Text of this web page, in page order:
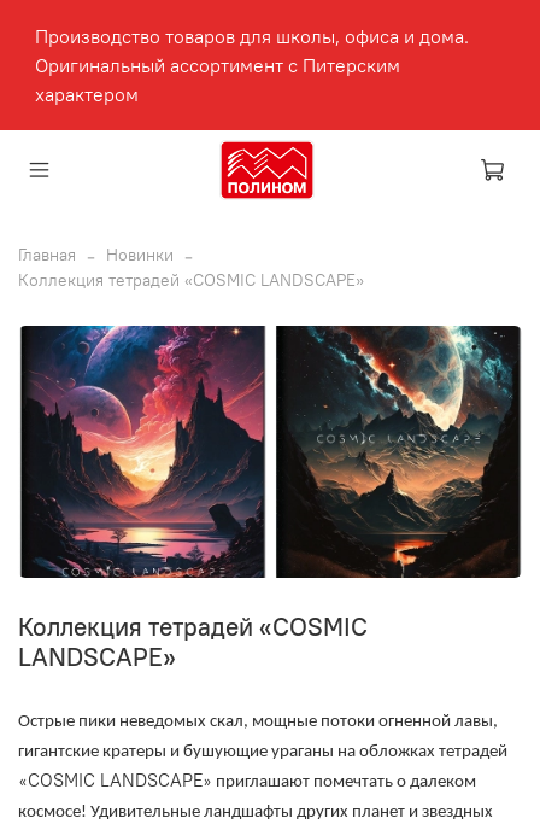
Производство товаров для школы, офиса и дома.
Оригинальный ассортимент с Питерским
характером
Главная
Новинки
Коллекция тетрадей «COSMIC LANDSCAPE»
Коллекция тетрадей «COSMIC
LANDSCAPE»
Острые пики неведомых скал, мощные потоки огненной лавы,
гигантские кратеры и бушующие ураганы на обложках тетрадей
«COSMIC LANDSCAPE» приглашают помечтать о далеком
космосе! Удивительные ландшафты других планет и звездных